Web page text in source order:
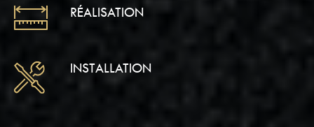
RÉALISATION
INSTALLATION